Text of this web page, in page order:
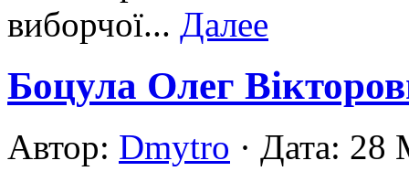
виборчої... Далее
Боцула Олег
Автор: Dmytro · Дата: 28